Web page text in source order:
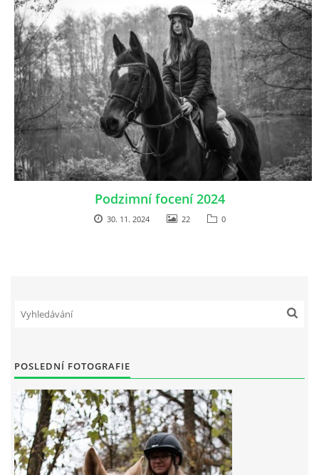
Podzimní focení 2024
30. 11. 2024 22 0
POSLEDNÍ FOTOGRAFIE